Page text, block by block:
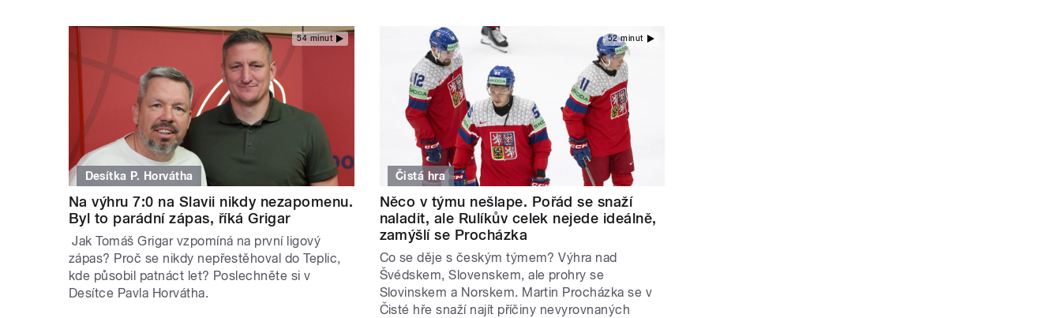
54 minut
Desítka P. Horvátha
Na výhru 7:0 na Slavii nikdy nezapomenu.
Byl to parádní zápas, říká Grigar
Jak Tomáš Grigar vzpomíná na první ligový
zápas? Proč se nikdy nepřestěhoval do Teplic,
kde působil patnáct let? Poslechněte si v
Desítce Pavla Horvátha.
52 minut
Čistá hra
Něco v týmu nešlape. Pořád se snaží
naladit, ale Rulíkův celek nejede ideálně,
zamýšlí se Procházka
Co se děje s českým týmem? Výhra nad
Švédskem, Slovenskem, ale prohry se
Slovinskem a Norskem. Martin Procházka se v
Čisté hře snaží najít příčiny nevyrovnaných